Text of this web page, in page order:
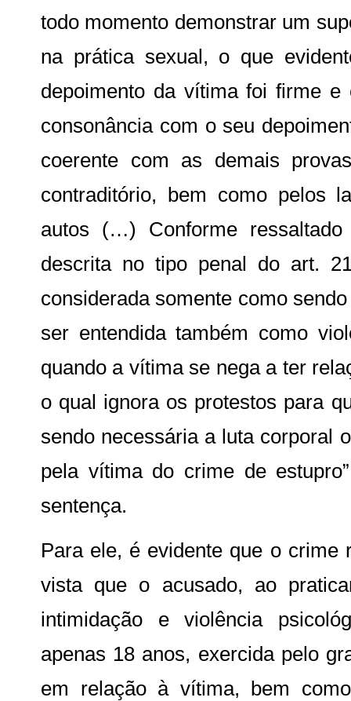
todo momento demonstrar um
na prática sexual, o que
depoimento da vítima foi firme e
consonância com o seu
coerente com as demais
contraditório, bem como pelos
autos (…) Conforme
descrita no tipo penal do art.
considerada somente como
ser entendida também como
quando a vítima se nega a ter
o qual ignora os protestos para
sendo necessária a luta corporal
pela vítima do crime de
sentença.
Para ele, é evidente que o crime
vista que o acusado, ao
intimidação e violência
apenas 18 anos, exercida pelo
em relação à vítima, bem